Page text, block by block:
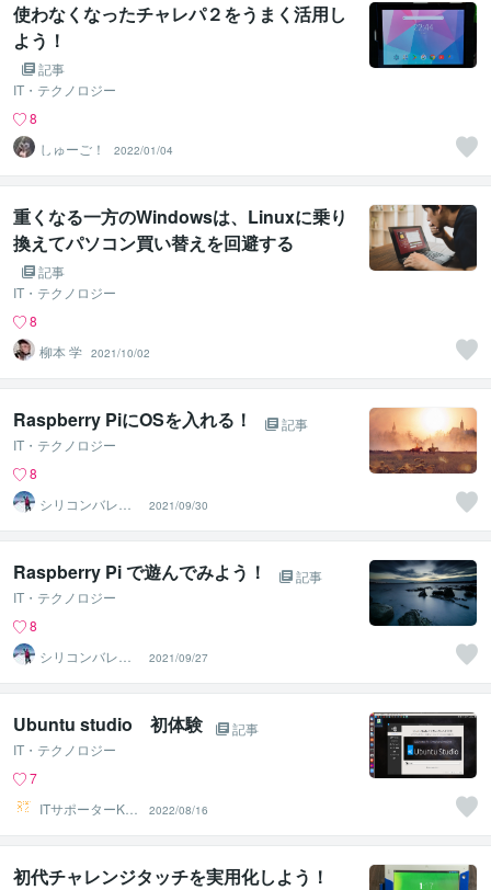
使わなくなったチャレパ２をうまく活用し
よう！
記事
IT・テクノロジー
8
しゅーご！
2022/01/04
重くなる一方のWindowsは、Linuxに乗り
換えてパソコン買い替えを回避する
記事
IT・テクノロジー
8
柳本 学 2021/10/02
Raspberry PiにOSを入れる！
記事
IT・テクノロジー
8
シリコンバレー
スーパーウエア
2021/09/30
Raspberry Pi で遊んでみよう！
記事
IT・テクノロジー
8
シリコンバレー
スーパーウエア
2021/09/27
Ubuntu studio 初体験
記事
IT・テクノロジー
7
ITサポーターKU
MA222
2022/08/16
初代チャレンジタッチを実用化しよう！